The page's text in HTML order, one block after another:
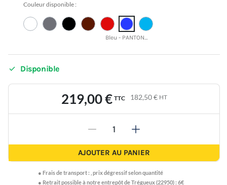
Couleur disponible :
Bleu - PANTONE 19-3952 TCX
 Disponible
219,00 € TTC 182,50 € HT
- +
AJOUTER AU PANIER
● Frais de transport : prix dégressif selon quantité
● Retrait possible à notre entrepôt de Trégueux (22950) : 6€